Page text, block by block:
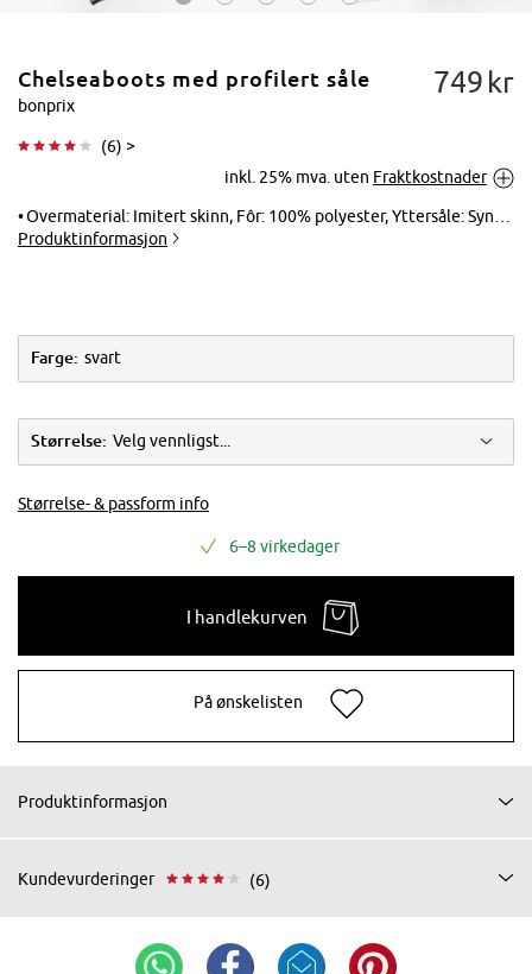
Trykk for å
forstørre
Chelseaboots med profilert såle
bonprix
(6) >
749 kr
inkl. 25% mva. uten Fraktkostnader
Overmaterial: Imitert skinn, Fôr: 100% polyester, Yttersåle: Syntetisk, Innersåle: Imitert skinn
Produktinformasjon
Farge: svart
Størrelse: Velg vennligst...
Størrelse- & passform info
6–8 virkedager
I handlekurven
På ønskelisten
Produktinformasjon
Kundevurderinger (6)